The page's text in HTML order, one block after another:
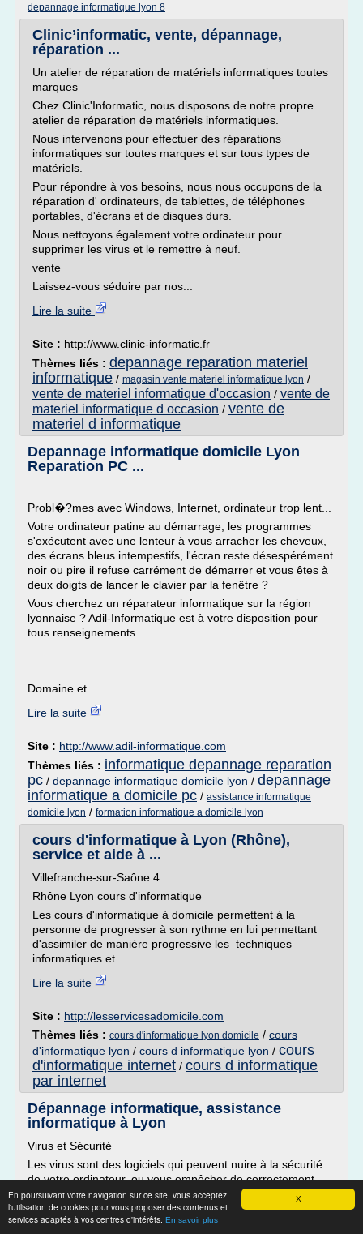
X
En poursuivant votre navigation sur ce site, vous acceptez
l'utilisation de cookies pour vous proposer des contenus et
services adaptés à vos centres d'intérêts. En savoir plus
depannage informatique lyon 8
Clinic’informatic, vente, dépannage,
réparation ...
Un atelier de réparation de matériels informatiques toutes
marques
Chez Clinic'Informatic, nous disposons de notre propre
atelier de réparation de matériels informatiques.
Nous intervenons pour effectuer des réparations
informatiques sur toutes marques et sur tous types de
matériels.
Pour répondre à vos besoins, nous nous occupons de la
réparation d' ordinateurs, de tablettes, de téléphones
portables, d'écrans et de disques durs.
Nous nettoyons également votre ordinateur pour
supprimer les virus et le remettre à neuf.
vente
Laissez-vous séduire par nos...
Lire la suite
Site : http://www.clinic-informatic.fr
Thèmes liés : depannage reparation materiel
informatique / magasin vente materiel informatique lyon /
vente de materiel informatique d'occasion / vente de
materiel informatique d occasion / vente de
materiel d informatique
Depannage informatique domicile Lyon
Reparation PC ...
Probl�?mes avec Windows, Internet, ordinateur trop lent...
Votre ordinateur patine au démarrage, les programmes
s'exécutent avec une lenteur à vous arracher les cheveux,
des écrans bleus intempestifs, l'écran reste désespérément
noir ou pire il refuse carrément de démarrer et vous êtes à
deux doigts de lancer le clavier par la fenêtre ?
Vous cherchez un réparateur informatique sur la région
lyonnaise ? Adil-Informatique est à votre disposition pour
tous renseignements.
Domaine et...
Lire la suite
Site : http://www.adil-informatique.com
Thèmes liés : informatique depannage reparation
pc / depannage informatique domicile lyon / depannage
informatique a domicile pc / assistance informatique
domicile lyon / formation informatique a domicile lyon
cours d'informatique à Lyon (Rhône),
service et aide à ...
Villefranche-sur-Saône 4
Rhône Lyon cours d'informatique
Les cours d'informatique à domicile permettent à la
personne de progresser à son rythme en lui permettant
d'assimiler de manière progressive les techniques
informatiques et ...
Lire la suite
Site : http://lesservicesadomicile.com
Thèmes liés : cours d'informatique lyon domicile / cours
d'informatique lyon / cours d informatique lyon / cours
d'informatique internet / cours d informatique
par internet
Dépannage informatique, assistance
informatique à Lyon
Virus et Sécurité
Les virus sont des logiciels qui peuvent nuire à la sécurité
de votre ordinateur, ou vous empêcher de correctement
l'utiliser. Pour éviter que votre PC soit infecté par des virus,
spyware et autres dangers du net, il faut avoir un ordinateur
bien sécurisé .